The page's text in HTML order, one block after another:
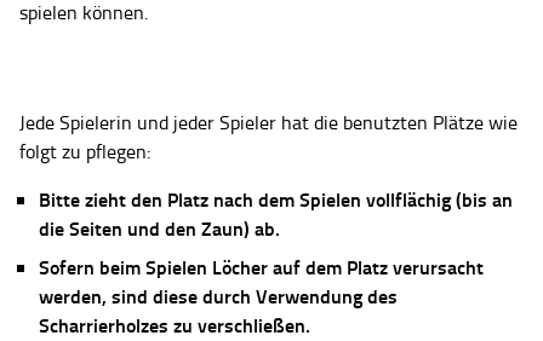
spielen können.
Jede Spielerin und jeder Spieler hat die benutzten Plätze wie
folgt zu pflegen:
Bitte zieht den Platz nach dem Spielen vollflächig (bis an
die Seiten und den Zaun) ab.
Sofern beim Spielen Löcher auf dem Platz verursacht
werden, sind diese durch Verwendung des
Scharrierholzes zu verschließen.